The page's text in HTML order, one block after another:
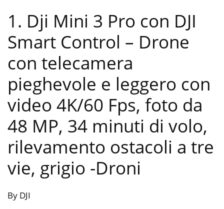
1. Dji Mini 3 Pro con DJI
Smart Control – Drone
con telecamera
pieghevole e leggero con
video 4K/60 Fps, foto da
48 MP, 34 minuti di volo,
rilevamento ostacoli a tre
vie, grigio -Droni
By DJI